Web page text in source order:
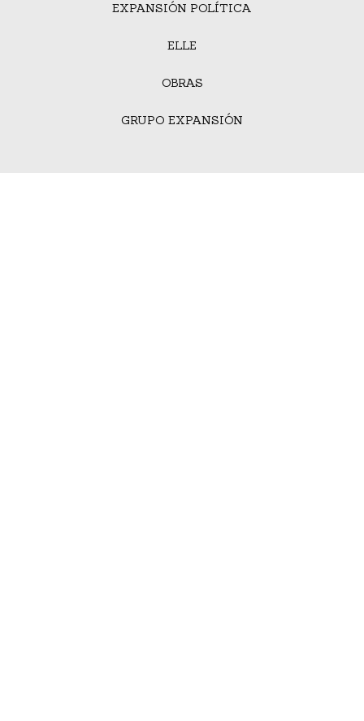
EXPANSIÓN POLÍTICA
ELLE
OBRAS
GRUPO EXPANSIÓN